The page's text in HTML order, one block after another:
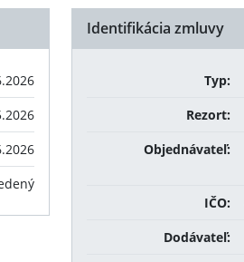
Identifikácia zmluvy
Typ:
Rezort:
Objednávateľ:
IČO:
Dodávateľ: